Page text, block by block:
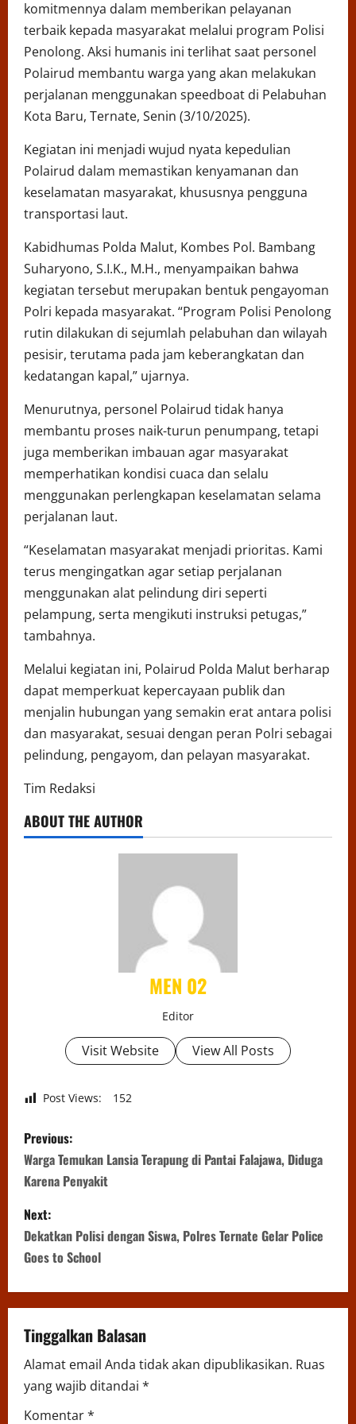
komitmennya dalam memberikan pelayanan
terbaik kepada masyarakat melalui program Polisi
Penolong. Aksi humanis ini terlihat saat personel
Polairud membantu warga yang akan melakukan
perjalanan menggunakan speedboat di Pelabuhan
Kota Baru, Ternate, Senin (3/10/2025).
Kegiatan ini menjadi wujud nyata kepedulian
Polairud dalam memastikan kenyamanan dan
keselamatan masyarakat, khususnya pengguna
transportasi laut.
Kabidhumas Polda Malut, Kombes Pol. Bambang
Suharyono, S.I.K., M.H., menyampaikan bahwa
kegiatan tersebut merupakan bentuk pengayoman
Polri kepada masyarakat. “Program Polisi Penolong
rutin dilakukan di sejumlah pelabuhan dan wilayah
pesisir, terutama pada jam keberangkatan dan
kedatangan kapal,” ujarnya.
Menurutnya, personel Polairud tidak hanya
membantu proses naik-turun penumpang, tetapi
juga memberikan imbauan agar masyarakat
memperhatikan kondisi cuaca dan selalu
menggunakan perlengkapan keselamatan selama
perjalanan laut.
“Keselamatan masyarakat menjadi prioritas. Kami
terus mengingatkan agar setiap perjalanan
menggunakan alat pelindung diri seperti
pelampung, serta mengikuti instruksi petugas,”
tambahnya.
Melalui kegiatan ini, Polairud Polda Malut berharap
dapat memperkuat kepercayaan publik dan
menjalin hubungan yang semakin erat antara polisi
dan masyarakat, sesuai dengan peran Polri sebagai
pelindung, pengayom, dan pelayan masyarakat.
Tim Redaksi
ABOUT THE AUTHOR
MEN 02
Editor
Visit Website View All Posts
Post Views: 152
P
o
s
t
n
a
v
i
g
Previous:
Warga Temukan Lansia Terapung di Pantai Falajawa, Diduga
Karena Penyakit
Next:
Dekatkan Polisi dengan Siswa, Polres Ternate Gelar Police
Goes to School
Tinggalkan Balasan
Alamat email Anda tidak akan dipublikasikan. Ruas
yang wajib ditandai *
Komentar*